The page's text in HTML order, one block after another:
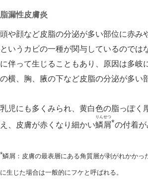
脂漏性皮膚炎
頭や顔など皮脂の分泌が多い部位に赤
というカビの一種が関与しているのでは
に伴って生じることもあり、原因は多
の横、胸、腋の下など皮脂の分泌が多
乳児にも多くみられ、黄白色の脂っぽ
え、皮膚が赤くなり細かい鱗屑
りんせつ
*の付着が
*鱗屑：皮膚の最表層にある角質層が剥がれかか
に生じた場合は一般的にフケと呼ばれる。